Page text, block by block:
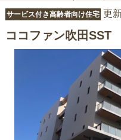
サービス付き高齢者向け住宅 更
ココファン吹田SST